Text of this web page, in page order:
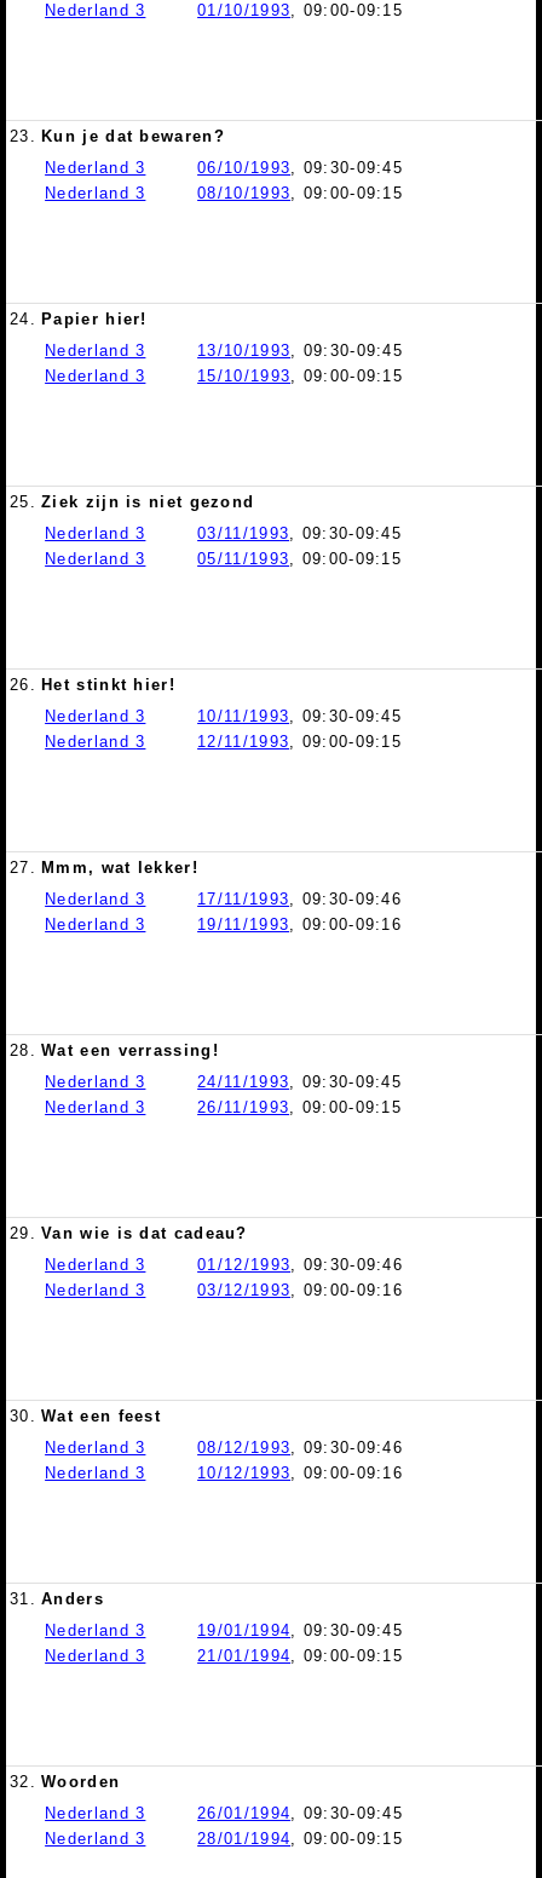
Nederland 3
01/10/1993, 09:00-09:15
23. Kun je dat bewaren?
Nederland 3
06/10/1993, 09:30-09:45
Nederland 3
08/10/1993, 09:00-09:15
24. Papier hier!
Nederland 3
13/10/1993, 09:30-09:45
Nederland 3
15/10/1993, 09:00-09:15
25. Ziek zijn is niet gezond
Nederland 3
03/11/1993, 09:30-09:45
Nederland 3
05/11/1993, 09:00-09:15
26. Het stinkt hier!
Nederland 3
10/11/1993, 09:30-09:45
Nederland 3
12/11/1993, 09:00-09:15
27. Mmm, wat lekker!
Nederland 3
17/11/1993, 09:30-09:46
Nederland 3
19/11/1993, 09:00-09:16
28. Wat een verrassing!
Nederland 3
24/11/1993, 09:30-09:45
Nederland 3
26/11/1993, 09:00-09:15
29. Van wie is dat cadeau?
Nederland 3
01/12/1993, 09:30-09:46
Nederland 3
03/12/1993, 09:00-09:16
30. Wat een feest
Nederland 3
08/12/1993, 09:30-09:46
Nederland 3
10/12/1993, 09:00-09:16
31. Anders
Nederland 3
19/01/1994, 09:30-09:45
Nederland 3
21/01/1994, 09:00-09:15
32. Woorden
Nederland 3
26/01/1994, 09:30-09:45
Nederland 3
28/01/1994, 09:00-09:15